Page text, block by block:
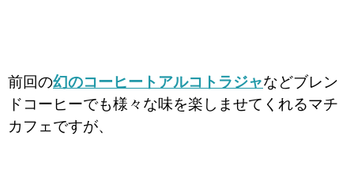
前回の幻のコーヒートアルコトラジャなどブレン
ドコーヒーでも様々な味を楽しませてくれるマチ
カフェですが、